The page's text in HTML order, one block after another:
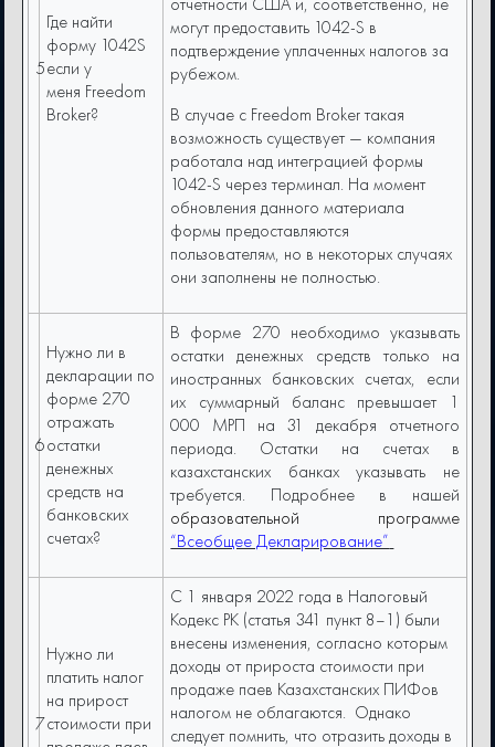
5
Где найти
форму 1042S
если у
меня Freedom
Broker?
могут предоставить 1042-S в
подтверждение уплаченных налогов за
рубежом.
В случае с Freedom Broker такая
возможность существует — компания
работала над интеграцией формы
1042-S через терминал. На момент
обновления данного материала
формы предоставляются
пользователям, но в некоторых случаях
они заполнены не полностью.
6
Нужно ли в
декларации по
форме 270
отражать
остатки
денежных
средств на
банковских
счетах?
В форме 270 необходимо указывать
остатки денежных средств только на
иностранных банковских счетах, если
их суммарный баланс превышает 1
000 МРП на 31 декабря отчетного
периода. Остатки на счетах в
казахстанских банках указывать не
требуется. Подробнее в нашей
образовательной программе
“Всеобщее Декларирование”
7
Нужно ли
платить налог
на прирост
стоимости при
С 1 января 2022 года в Налоговый
Кодекс РК (статья 341 пункт 8–1) были
внесены изменения, согласно которым
доходы от прироста стоимости при
продаже паев Казахстанских ПИФов
налогом не облагаются. Однако
следует помнить, что отразить доходы в